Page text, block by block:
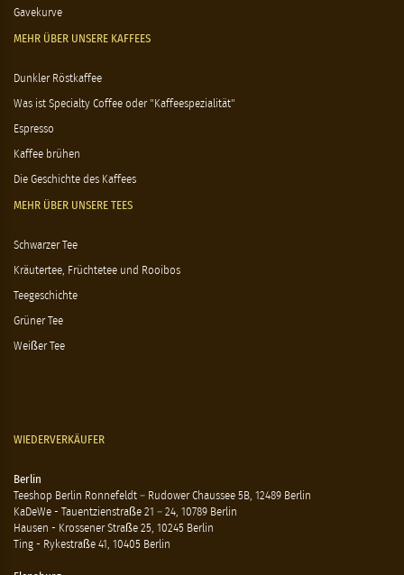
Gavekurve
MEHR ÜBER UNSERE KAFFEES
Dunkler Röstkaffee
Was ist Specialty Coffee oder "Kaffeespezialität"
Espresso
Kaffee brühen
Die Geschichte des Kaffees
MEHR ÜBER UNSERE TEES
Schwarzer Tee
Kräutertee, Früchtetee und Rooibos
Teegeschichte
Grüner Tee
Weißer Tee
WIEDERVERKÄUFER
Berlin
Teeshop Berlin Ronnefeldt – Rudower Chaussee 5B, 12489 Berlin
KaDeWe - Tauentzienstraße 21 – 24, 10789 Berlin
Hausen - Krossener Straße 25, 10245 Berlin
Ting - Rykestraße 41, 10405 Berlin